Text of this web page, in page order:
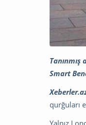
Smart
qurğuları
Yalnız